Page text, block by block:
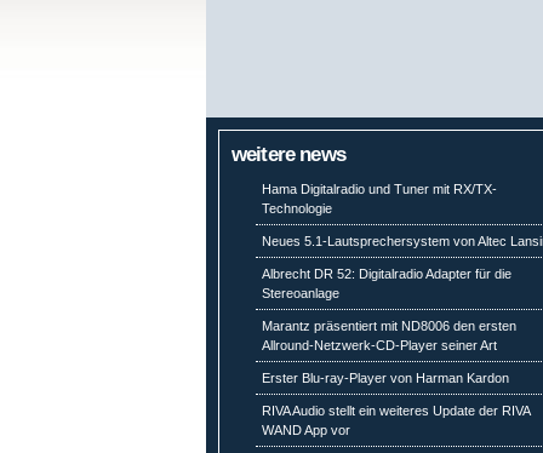
weitere news
Hama Digitalradio und Tuner mit RX/TX-
Technologie
Neues 5.1-Lautsprechersystem von Altec
Albrecht DR 52: Digitalradio Adapter für die
Stereoanlage
Marantz präsentiert mit ND8006 den ersten
Allround-Netzwerk-CD-Player seiner Art
Erster Blu-ray-Player von Harman Kardon
RIVA Audio stellt ein weiteres Update der RIVA
WAND App vor